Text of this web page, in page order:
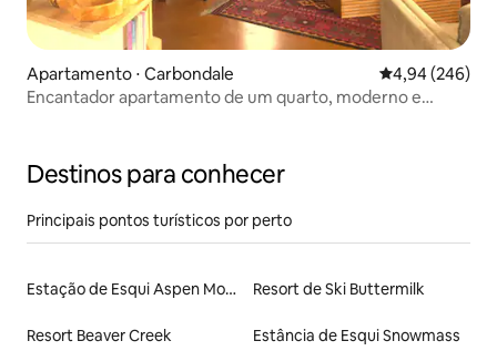
Apartamento ⋅ Carbondale 4,94 de uma
4,94 (246)
Encantador apartamento de um quarto, moderno e
Destinos para conhecer
Principais pontos turísticos por perto
Estação de Esqui Aspen Mountain Resort de Ski Buttermilk
Resort Beaver Creek Estância de Esqui Snowmass